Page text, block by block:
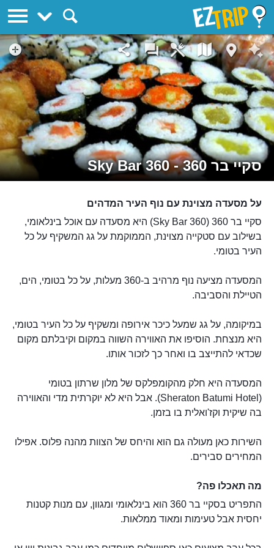
סקיי בר 360 - 360 Sky Bar
על מסעדה מצוינת עם נוף העיר המדהים
סקיי בר 360 (360 Sky Bar) היא מסעדה עם אוכל בינלאומי,
בשילוב עם סטקייה מצוינת, הממוקמת על גג המשקיף על כל
העיר בטומי.
המסעדה מציעה נוף מרהיב ב-360 מעלות, על כל בטומי, הים,
הטיילת והסביבה.
במיקומה, על גג שמעל כיכר אירופה ומשקיף על כל העיר בטומי,
היא מנצחת. הוסיפו את האווירה השווה במקום וקיבלתם מקום
שכדאי להתייצב בו ואחר כך לזכור אותו.
המסעדה היא חלק מהקומפלקס של מלון שרתון בטומי
(Sheraton Batumi Hotel). אבל היא לא יוקרתית מדי והאווירה
בה שיקית וקז'ואלית בו בזמן.
השירות כאן מעולה גם הוא והיחס של הצוות מהנה פלוס. אפילו
המחירים סבירים.
מה תאכלו פה?
התפריט בסקיי בר 360 הוא בינלאומי ומגוון, עם מנות קטנות
יחסית אבל טעימות ומאוד ממלאות.
EZTrip